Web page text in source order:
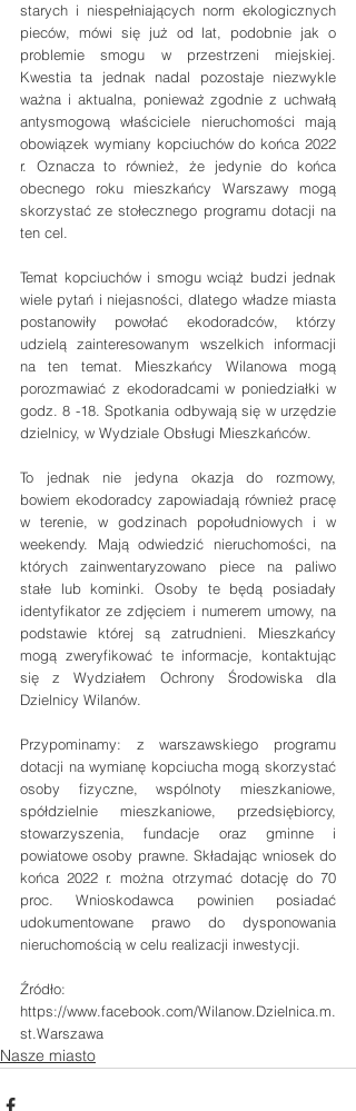
starych i niespełniających norm ekologicznych
pieców, mówi się już od lat, podobnie jak o
problemie smogu w przestrzeni miejskiej.
Kwestia ta jednak nadal pozostaje niezwykle
ważna i aktualna, ponieważ zgodnie z uchwałą
antysmogową właściciele nieruchomości mają
obowiązek wymiany kopciuchów do końca 2022
r. Oznacza to również, że jedynie do końca
obecnego roku mieszkańcy Warszawy mogą
skorzystać ze stołecznego programu dotacji na
ten cel.
Temat kopciuchów i smogu wciąż budzi jednak
wiele pytań i niejasności, dlatego władze miasta
postanowiły powołać ekodoradców, którzy
udzielą zainteresowanym wszelkich informacji
na ten temat. Mieszkańcy Wilanowa mogą
porozmawiać z ekodoradcami w poniedziałki w
godz. 8 -18. Spotkania odbywają się w urzędzie
dzielnicy, w Wydziale Obsługi Mieszkańców.
To jednak nie jedyna okazja do rozmowy,
bowiem ekodoradcy zapowiadają również pracę
w terenie, w godzinach popołudniowych i w
weekendy. Mają odwiedzić nieruchomości, na
których zainwentaryzowano piece na paliwo
stałe lub kominki. Osoby te będą posiadały
identyfikator ze zdjęciem i numerem umowy, na
podstawie której są zatrudnieni. Mieszkańcy
mogą zweryfikować te informacje, kontaktując
się z Wydziałem Ochrony Środowiska dla
Dzielnicy Wilanów.
Przypominamy: z warszawskiego programu
dotacji na wymianę kopciucha mogą skorzystać
osoby fizyczne, wspólnoty mieszkaniowe,
spółdzielnie mieszkaniowe, przedsiębiorcy,
stowarzyszenia, fundacje oraz gminne i
powiatowe osoby prawne. Składając wniosek do
końca 2022 r. można otrzymać dotację do 70
proc. Wnioskodawca powinien posiadać
udokumentowane prawo do dysponowania
nieruchomością w celu realizacji inwestycji.
Źródło:
https://www.facebook.com/Wilanow.Dzielnica.m.
st.Warszawa
Nasze miasto